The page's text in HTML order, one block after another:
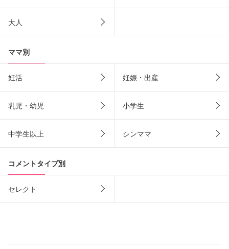
大人
ママ別
妊活 妊娠・出産
乳児・幼児 小学生
中学生以上 シンママ
コメントタイプ別
セレクト